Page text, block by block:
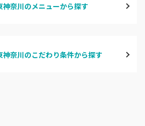
奈川のメニューから探す
奈川のこだわり条件から探す